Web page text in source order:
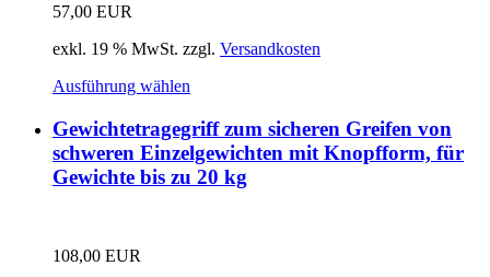
57,00 EUR
exkl. 19 % MwSt. zzgl. Versandkosten
Ausführung wählen
Gewichtetragegriff zum sicheren Greifen von
schweren Einzelgewichten mit Knopfform, für
Gewichte bis zu 20 kg
108,00 EUR